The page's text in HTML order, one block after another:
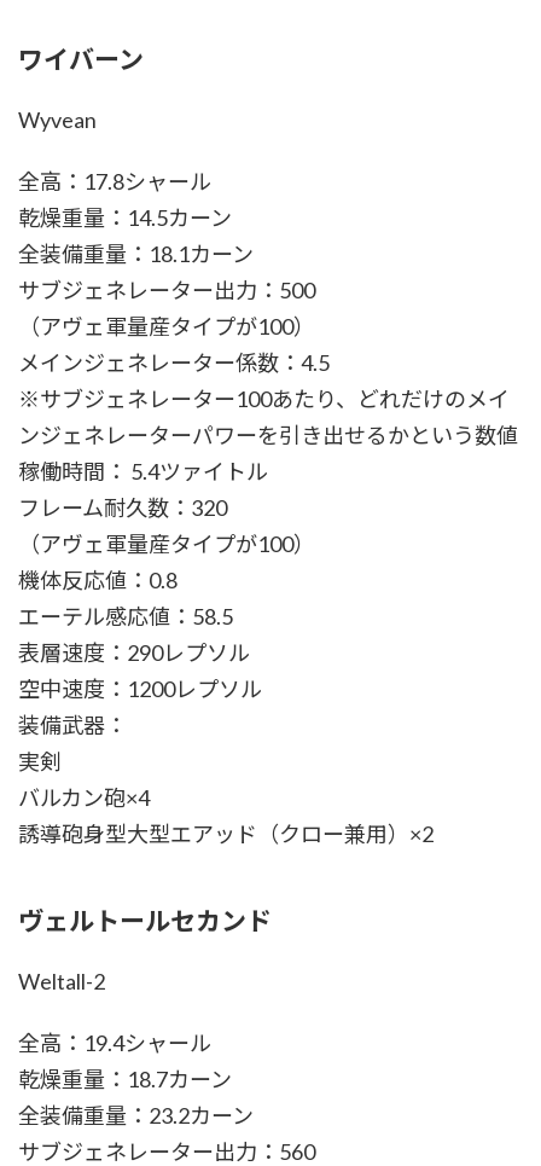
ワイバーン
Wyvean
全高：17.8シャール
乾燥重量：14.5カーン
全装備重量：18.1カーン
サブジェネレーター出力：500
（アヴェ軍量産タイプが100）
メインジェネレーター係数：4.5
※サブジェネレーター100あたり、どれだけのメイ
ンジェネレーターパワーを引き出せるかという数値
稼働時間： 5.4ツァイトル
フレーム耐久数：320
（アヴェ軍量産タイプが100）
機体反応値：0.8
エーテル感応値：58.5
表層速度：290レプソル
空中速度：1200レプソル
装備武器：
実剣
バルカン砲×4
誘導砲身型大型エアッド（クロー兼用）×2
ヴェルトールセカンド
Weltall-2
全高：19.4シャール
乾燥重量：18.7カーン
全装備重量：23.2カーン
サブジェネレーター出力：560